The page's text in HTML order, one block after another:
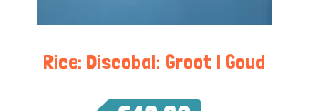
Rice: Discobal: Groot | Goud